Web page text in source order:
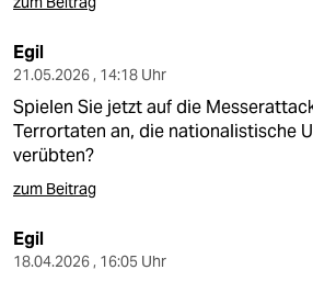
Egil
21.05.2026 , 14:18 Uhr
Spielen Sie jetzt auf die
Terrortaten an, die nationalistische
verübten?
zum Beitrag
Egil
18.04.2026 , 16:05 Uhr